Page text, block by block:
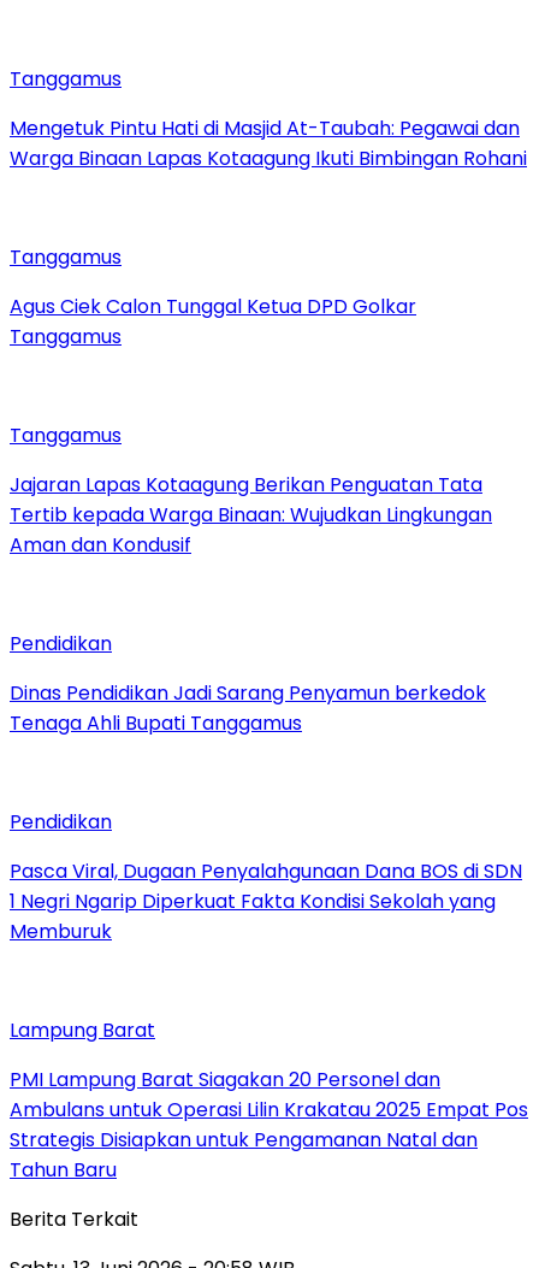
Tanggamus
Mengetuk Pintu Hati di Masjid At-Taubah: Pegawai dan
Warga Binaan Lapas Kotaagung Ikuti Bimbingan Rohani
Tanggamus
Agus Ciek Calon Tunggal Ketua DPD Golkar
Tanggamus
Tanggamus
Jajaran Lapas Kotaagung Berikan Penguatan Tata
Tertib kepada Warga Binaan: Wujudkan Lingkungan
Aman dan Kondusif
Pendidikan
Dinas Pendidikan Jadi Sarang Penyamun berkedok
Tenaga Ahli Bupati Tanggamus
Pendidikan
Pasca Viral, Dugaan Penyalahgunaan Dana BOS di SDN
1 Negri Ngarip Diperkuat Fakta Kondisi Sekolah yang
Memburuk
Lampung Barat
PMI Lampung Barat Siagakan 20 Personel dan
Ambulans untuk Operasi Lilin Krakatau 2025 Empat Pos
Strategis Disiapkan untuk Pengamanan Natal dan
Tahun Baru
Berita Terkait